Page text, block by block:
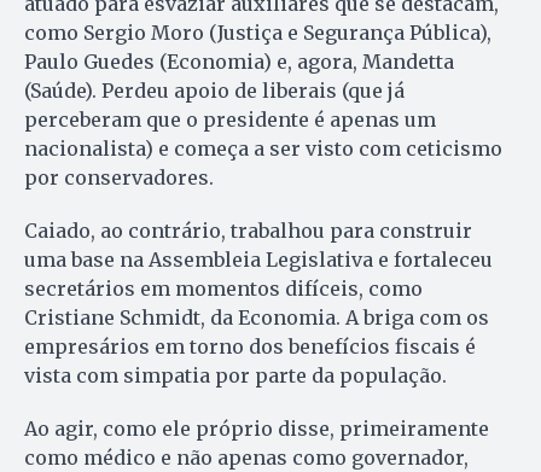
como Sergio Moro (Justiça e Segurança Pública),
Paulo Guedes (Economia) e, agora, Mandetta
(Saúde). Perdeu apoio de liberais (que já
perceberam que o presidente é apenas um
nacionalista) e começa a ser visto com ceticismo
por conservadores.
Caiado, ao contrário, trabalhou para construir
uma base na Assembleia Legislativa e fortaleceu
secretários em momentos difíceis, como
Cristiane Schmidt, da Economia. A briga com os
empresários em torno dos benefícios fiscais é
vista com simpatia por parte da população.
Ao agir, como ele próprio disse, primeiramente
como médico e não apenas como governador,